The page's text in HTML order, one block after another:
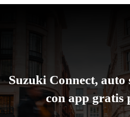
Suzuki Connect, auto
con app gratis